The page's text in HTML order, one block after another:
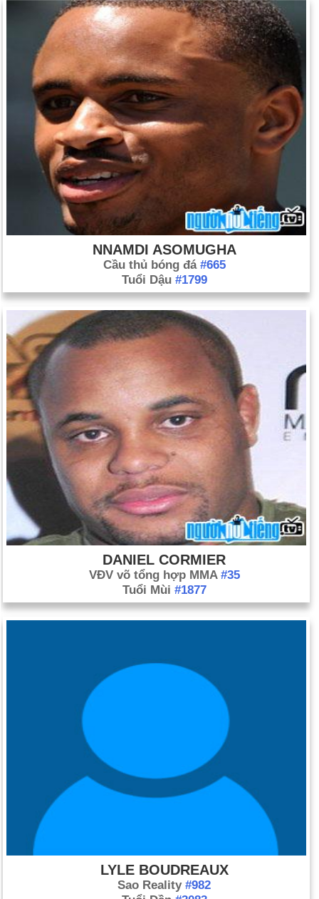
NNAMDI ASOMUGHA
Cầu thủ bóng đá #665
Tuổi Dậu #1799
DANIEL CORMIER
VĐV võ tổng hợp MMA #35
Tuổi Mùi #1877
LYLE BOUDREAUX
Sao Reality #982